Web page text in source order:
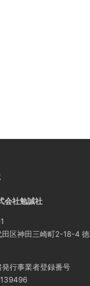
会社勉誠社
田区神田三崎町2-18-4 徳
発行事業者登録番号